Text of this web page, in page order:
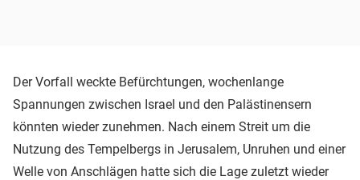
Der Vorfall weckte Befürchtungen, wochenlange
Spannungen zwischen Israel und den Palästinensern
könnten wieder zunehmen. Nach einem Streit um die
Nutzung des Tempelbergs in Jerusalem, Unruhen und einer
Welle von Anschlägen hatte sich die Lage zuletzt wieder